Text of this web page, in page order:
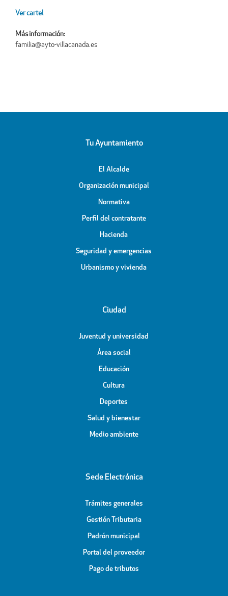
Ver cartel
Más información:
familia@ayto-villacanada.es
Tu Ayuntamiento
El Alcalde
Organización municipal
Normativa
Perfil del contratante
Hacienda
Seguridad y emergencias
Urbanismo y vivienda
Ciudad
Juventud y universidad
Área social
Educación
Cultura
Deportes
Salud y bienestar
Medio ambiente
Sede Electrónica
Trámites generales
Gestión Tributaria
Padrón municipal
Portal del proveedor
Pago de tributos